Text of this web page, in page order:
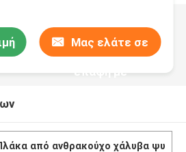
Μας ελάτε σε
επαφή με
από ανθρακούχο χάλυβα ψυ